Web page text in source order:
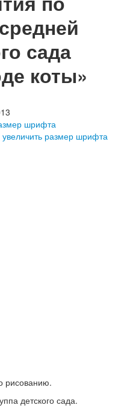
школе
школе
сада
коты»
шрифта
увеличить размер шрифта
рисованию.
детского сада.